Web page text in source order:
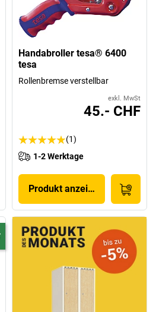
Handabroller tesa® 6400
tesa
Rollenbremse verstellbar
exkl. MwSt
45.- CHF
(1)
1-2 Werktage
Produkt anzeigen